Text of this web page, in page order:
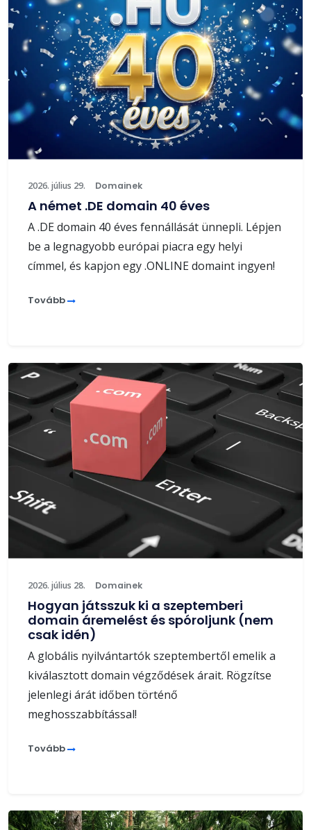
2026. július 29. Domainek
A német .DE domain 40 éves
A .DE domain 40 éves fennállását ünnepli. Lépjen
be a legnagyobb európai piacra egy helyi
címmel, és kapjon egy .ONLINE domaint ingyen!
Tovább
2026. július 28. Domainek
Hogyan játsszuk ki a szeptemberi
domain áremelést és spóroljunk (nem
csak idén)
A globális nyilvántartók szeptembertől emelik a
kiválasztott domain végződések árait. Rögzítse
jelenlegi árát időben történő
meghosszabbítással!
Tovább